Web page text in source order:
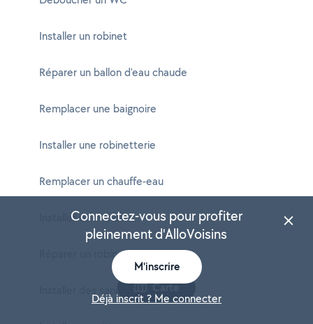
Installer un robinet
Réparer un ballon d'eau chaude
Remplacer une baignoire
Installer une robinetterie
Remplacer un chauffe-eau
Installer un cumulus
Réparer un robinet
Carte
Connectez-vous pour profiter
pleinement d'AlloVoisins
M'inscrire
Déjà inscrit ? Me connecter